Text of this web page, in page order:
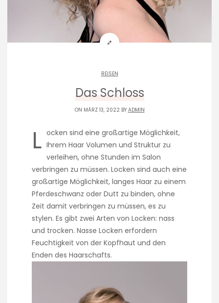
REISEN
Das Schloss
ON MÄRZ 13, 2022 BY ADMIN
L ocken sind eine großartige Möglichkeit,
Ihrem Haar Volumen und Struktur zu
verleihen, ohne Stunden im Salon
verbringen zu müssen. Locken sind auch eine
großartige Möglichkeit, langes Haar zu einem
Pferdeschwanz oder Dutt zu binden, ohne
Zeit damit verbringen zu müssen, es zu
stylen. Es gibt zwei Arten von Locken: nass
und trocken. Nasse Locken erfordern
Feuchtigkeit von der Kopfhaut und den
Enden des Haarschafts.